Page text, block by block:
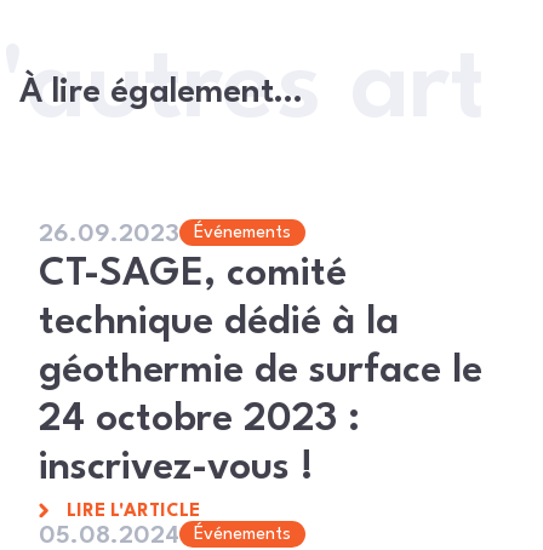
À lire également…
26.09.2023 Événements
CT-SAGE, comité
technique dédié à la
géothermie de surface le
24 octobre 2023 :
inscrivez-vous !
LIRE L'ARTICLE
05.08.2024 Événements